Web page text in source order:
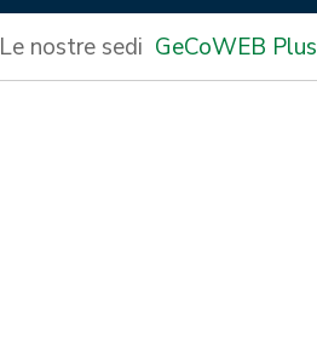
Le nostre sedi GeCoWEB Plus